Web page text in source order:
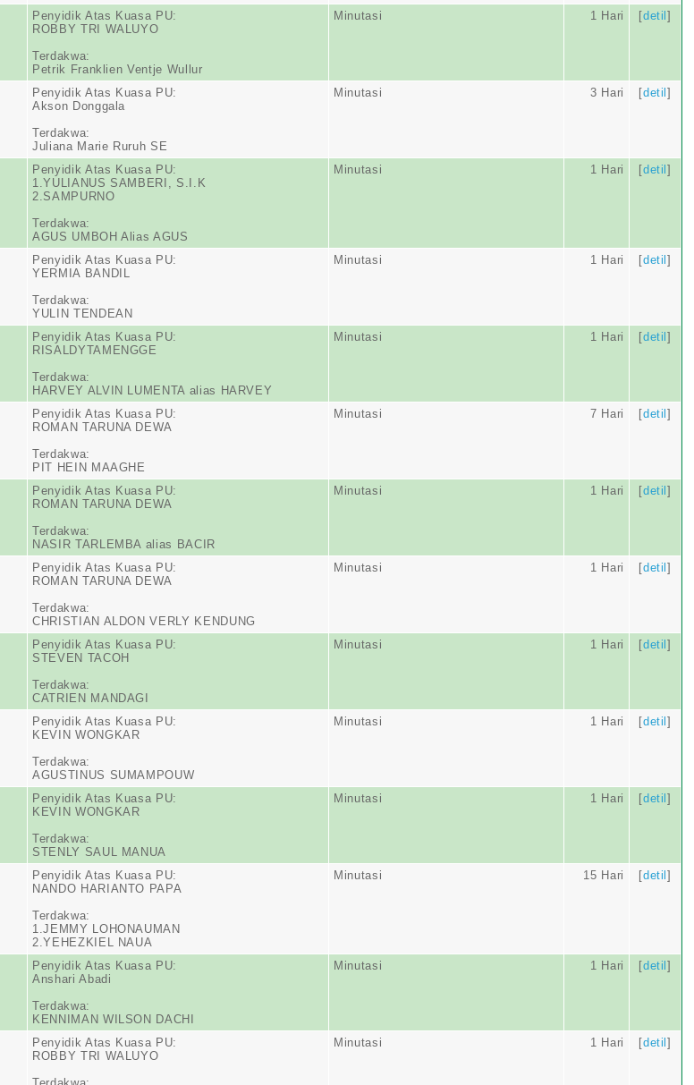
Penyidik Atas Kuasa PU:
ROBBY TRI WALUYO
Terdakwa:
Petrik Franklien Ventje Wullur
Minutasi 1 Hari [detil]
Penyidik Atas Kuasa PU:
Akson Donggala
Terdakwa:
Juliana Marie Ruruh SE
Minutasi 3 Hari [detil]
Penyidik Atas Kuasa PU:
1.YULIANUS SAMBERI, S.I.K
2.SAMPURNO
Terdakwa:
AGUS UMBOH Alias AGUS
Minutasi 1 Hari [detil]
Penyidik Atas Kuasa PU:
YERMIA BANDIL
Terdakwa:
YULIN TENDEAN
Minutasi 1 Hari [detil]
Penyidik Atas Kuasa PU:
RISALDYTAMENGGE
Terdakwa:
HARVEY ALVIN LUMENTA alias HARVEY
Minutasi 1 Hari [detil]
Penyidik Atas Kuasa PU:
ROMAN TARUNA DEWA
Terdakwa:
PIT HEIN MAAGHE
Minutasi 7 Hari [detil]
Penyidik Atas Kuasa PU:
ROMAN TARUNA DEWA
Terdakwa:
NASIR TARLEMBA alias BACIR
Minutasi 1 Hari [detil]
Penyidik Atas Kuasa PU:
ROMAN TARUNA DEWA
Terdakwa:
CHRISTIAN ALDON VERLY KENDUNG
Minutasi 1 Hari [detil]
Penyidik Atas Kuasa PU:
STEVEN TACOH
Terdakwa:
CATRIEN MANDAGI
Minutasi 1 Hari [detil]
Penyidik Atas Kuasa PU:
KEVIN WONGKAR
Terdakwa:
AGUSTINUS SUMAMPOUW
Minutasi 1 Hari [detil]
Penyidik Atas Kuasa PU:
KEVIN WONGKAR
Terdakwa:
STENLY SAUL MANUA
Minutasi 1 Hari [detil]
Penyidik Atas Kuasa PU:
NANDO HARIANTO PAPA
Terdakwa:
1.JEMMY LOHONAUMAN
2.YEHEZKIEL NAUA
Minutasi 15 Hari [detil]
Penyidik Atas Kuasa PU:
Anshari Abadi
Terdakwa:
KENNIMAN WILSON DACHI
Minutasi 1 Hari [detil]
Penyidik Atas Kuasa PU:
ROBBY TRI WALUYO
Minutasi 1 Hari [detil]